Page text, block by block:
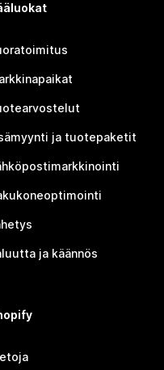
ja tuotepaketit
ja käännös